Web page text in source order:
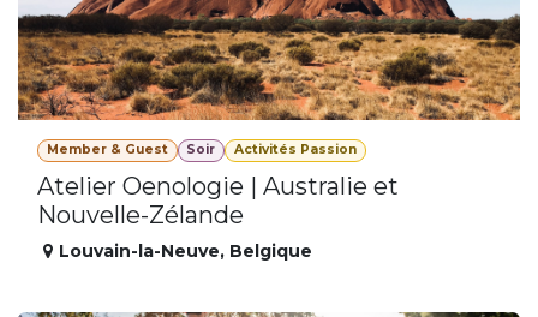
Member & Guest Soir Activités Passion
Atelier Oenologie | Australie et
Nouvelle-Zélande
Louvain-la-Neuve, Belgique